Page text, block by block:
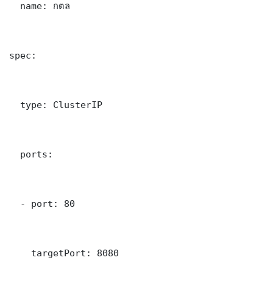
  name: กตล
spec:
  type: ClusterIP
  ports:
  - port: 80
    targetPort: 8080